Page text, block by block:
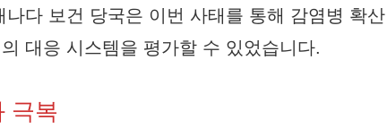
다 보건 당국은 이번 사태를 통해 감염병 확
대응 시스템을 평가할 수 있었습니다.
극복